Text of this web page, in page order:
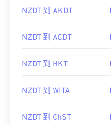
NZDT 到 AKDT
NZDT 到 ACDT
NZDT 到 HKT
NZDT 到 WITA
NZDT 到 ChST